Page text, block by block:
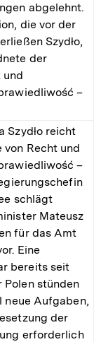
abgelehnt.
die vor der
Szydło,
der
und
–
Szydło reicht
von Recht und
–
schlägt
Mateusz
für das Amt
Eine
bereits seit
Polen stünden
neue Aufgaben,
der
erforderlich